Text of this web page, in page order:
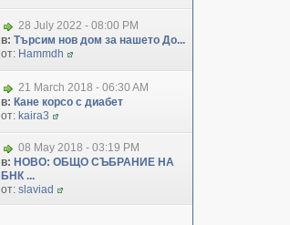
28 July 2022 - 08:00 PM
в: Търсим нов дом за нашето До...
от: Hammdh
21 March 2018 - 06:30 AM
в: Кане корсо с диабет
от: kaira3
08 May 2018 - 03:19 PM
в: НОВО: ОБЩО СЪБРАНИЕ НА
БНК ...
от: slaviad